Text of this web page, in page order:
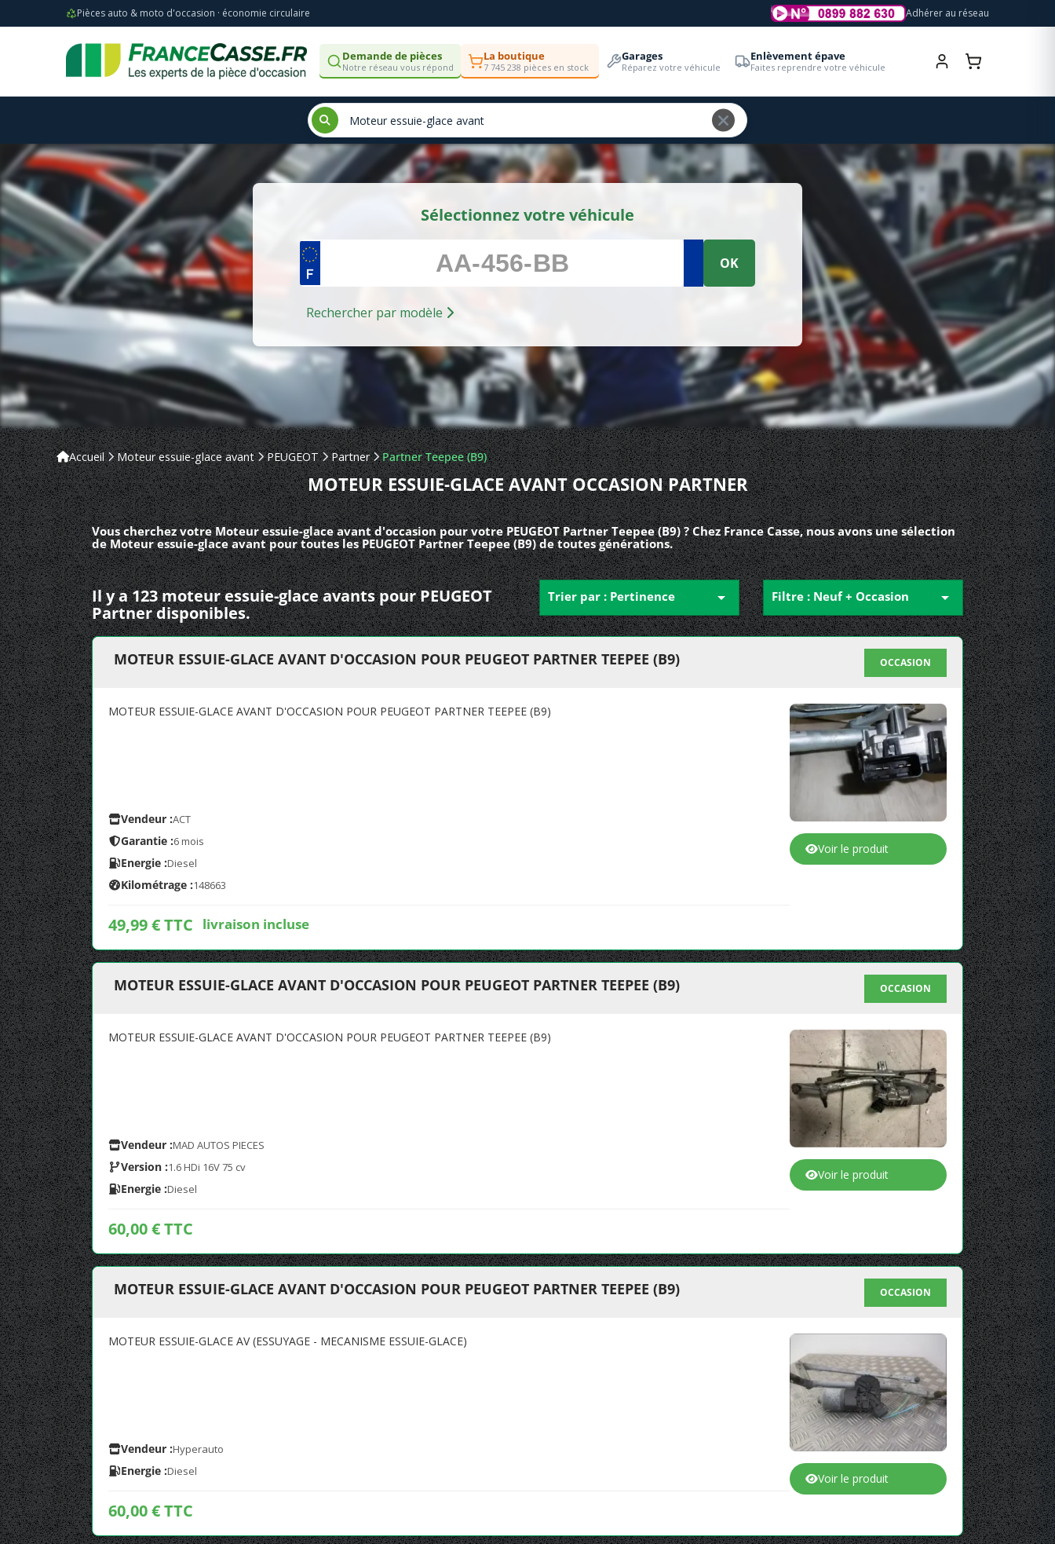
Pièces auto & moto d'occasion · économie circulaire Adhérer au réseau
Demande de pièces
Notre réseau vous répond
La boutique
7 745 238 pièces en stock
Garages
Réparez votre véhicule
Enlèvement épave
Faites reprendre votre véhicule
Sélectionnez votre véhicule
OK
Rechercher par modèle
Accueil Moteur essuie-glace avant PEUGEOT Partner Partner Teepee (B9)
MOTEUR ESSUIE-GLACE AVANT OCCASION PARTNER
Vous cherchez votre Moteur essuie-glace avant d'occasion pour votre PEUGEOT Partner Teepee (B9) ? Chez France Casse, nous avons une sélection
de Moteur essuie-glace avant pour toutes les PEUGEOT Partner Teepee (B9) de toutes générations.
Il y a 123 moteur essuie-glace avants pour PEUGEOT
Partner disponibles.
Trier par : Pertinence  Filtre : Neuf + Occasion 
MOTEUR ESSUIE-GLACE AVANT D'OCCASION POUR PEUGEOT PARTNER TEEPEE (B9) OCCASION
MOTEUR ESSUIE-GLACE AVANT D'OCCASION POUR PEUGEOT PARTNER TEEPEE (B9)
Vendeur :ACT
Garantie :6 mois
Energie :Diesel
Kilométrage :148663
49,99 € TTC livraison incluse
Voir le produit
MOTEUR ESSUIE-GLACE AVANT D'OCCASION POUR PEUGEOT PARTNER TEEPEE (B9) OCCASION
MOTEUR ESSUIE-GLACE AVANT D'OCCASION POUR PEUGEOT PARTNER TEEPEE (B9)
Vendeur :MAD AUTOS PIECES
Version :1.6 HDi 16V 75 cv
Energie :Diesel
60,00 € TTC
Voir le produit
MOTEUR ESSUIE-GLACE AVANT D'OCCASION POUR PEUGEOT PARTNER TEEPEE (B9) OCCASION
MOTEUR ESSUIE-GLACE AV (ESSUYAGE - MECANISME ESSUIE-GLACE)
Vendeur :Hyperauto
Energie :Diesel
60,00 € TTC
Voir le produit